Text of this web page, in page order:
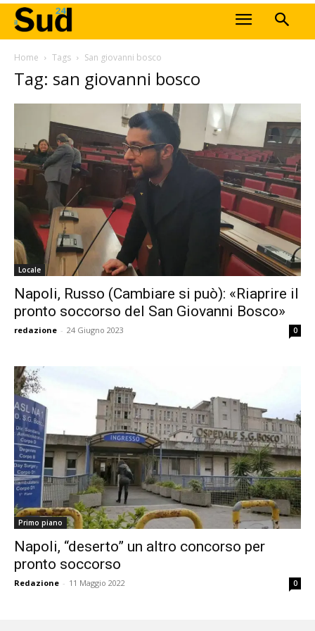
Home Tags San giovanni bosco
Tag: san giovanni bosco
Locale
Napoli, Russo (Cambiare si può): «Riaprire il
pronto soccorso del San Giovanni Bosco»
redazione - 24 Giugno 2023 0
Primo piano
Napoli, “deserto” un altro concorso per
pronto soccorso
Redazione - 11 Maggio 2022 0